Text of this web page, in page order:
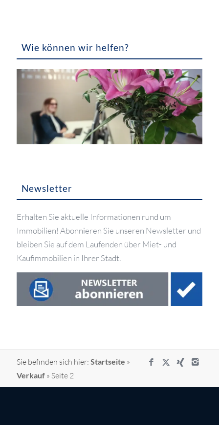
Wie können wir helfen?
Newsletter
Erhalten Sie aktuelle Informationen rund um
Immobilien! Abonnieren Sie unseren Newsletter und
bleiben Sie auf dem Laufenden über Miet- und
Kaufimmobilien in Ihrer Stadt.
Sie befinden sich hier: Startseite »
Verkauf» Seite 2